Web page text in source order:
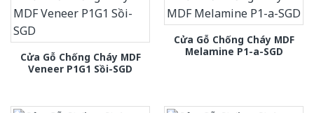
Cửa Gỗ Chống Cháy MDF
Veneer P1G1 Sồi-SGD
Cửa Gỗ Chống Cháy MDF
Melamine P1-a-SGD